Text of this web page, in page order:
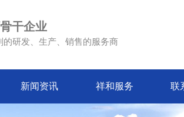
干企业
研发、生产、销售的服务商
新闻资讯 祥和服务 联